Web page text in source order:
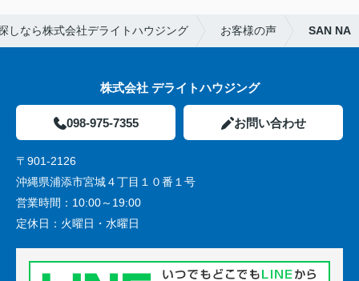
しなら株式会社デライトハウジング お客様の声 SAN NA
株式会社 デライトハウジング
098-975-7355 お問い合わせ
〒901-2126
沖縄県浦添市宮城４丁目１０番１号
営業時間： 10:00～19:00
定休日： 火曜日・水曜日